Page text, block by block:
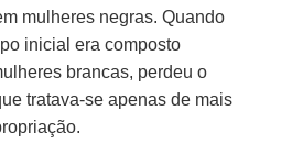
mulheres negras. Quando
inicial era composto
brancas, perdeu o
tratava-se apenas de mais